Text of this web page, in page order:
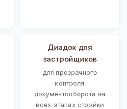
Диадок для
застройщиков
для прозрачного
контроля
документооборота на
всех этапах стройки